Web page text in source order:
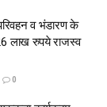
व भंडारण के
लाख रुपये राजस्व
0